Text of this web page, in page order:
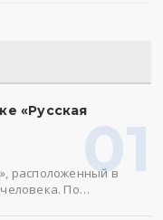
01
«Русская
расположенный в
человека. По…